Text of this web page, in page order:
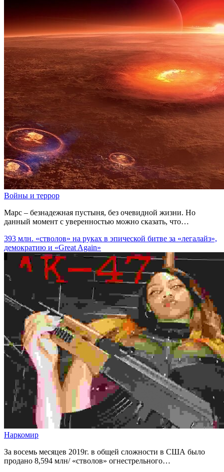
Войны и террор
Марс – безнадежная пустыня, без очевидной жизни. Но
данный момент с уверенностью можно сказать, что…
393 млн. «стволов» на руках в эпической битве за «легалайз»,
демократию и «Great Again»
Наркомир
За восемь месяцев 2019г. в общей сложности в США было
продано 8,594 млн/ «стволов» огнестрельного…